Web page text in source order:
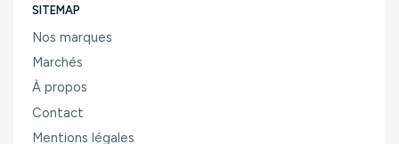
SITEMAP
Nos marques
Marchés
À propos
Contact
Mentions légales